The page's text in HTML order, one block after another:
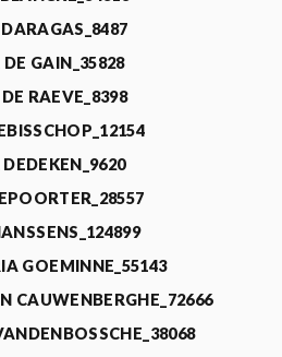
GAIN_35828
RAEVE_8398
GOEMINNE_55143
CAUWENBERGHE_72666